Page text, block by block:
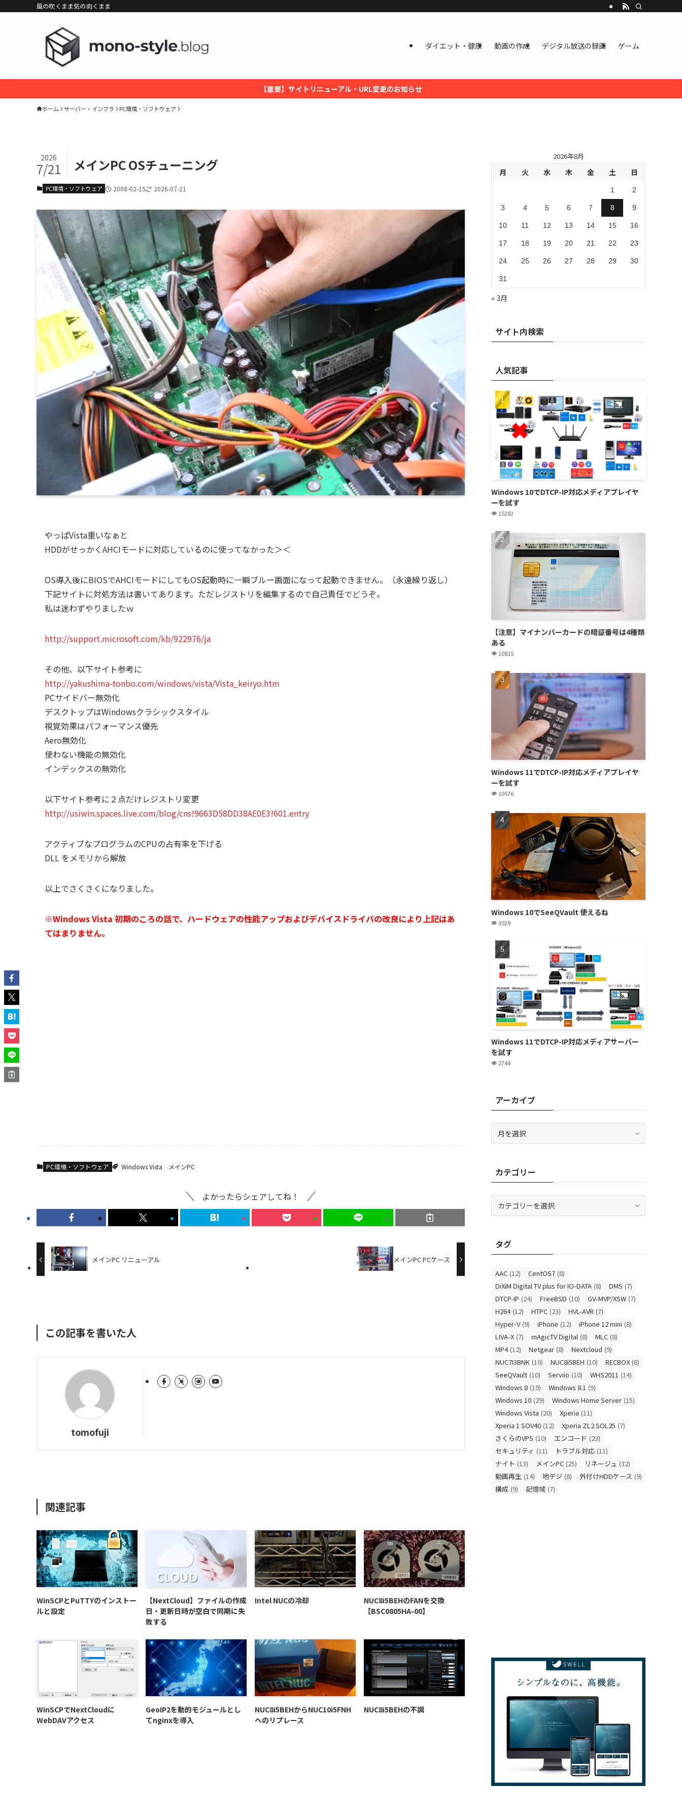
風の吹くまま気の向くまま
ダイエット・健康 動画の作成 デジタル放送の録画 ゲーム
【重要】サイトリニューアル・URL変更のお知らせ
ホーム サーバー・インフラ PC環境・ソフトウェア
メインPC OSチューニング
2026
7/21
PC環境・ソフトウェア 2008-02-15 2026-07-21
やっぱVista重いなぁと
HDDがせっかくAHCIモードに対応しているのに使ってなかった＞＜
OS導入後にBIOSでAHCIモードにしてもOS起動時に一瞬ブルー画面になって起動できません。（永遠繰り返し）
下記サイトに対処方法は書いてあります。ただレジストリを編集するので自己責任でどうぞ。
私は迷わずやりましたｗ
http://support.microsoft.com/kb/922976/ja
その他、以下サイト参考に
http://yakushima-tonbo.com/windows/vista/Vista_keiryo.htm
PCサイドバー無効化
デスクトップはWindowsクラシックスタイル
視覚効果はパフォーマンス優先
Aero無効化
使わない機能の無効化
インデックスの無効化
以下サイト参考に２点だけレジストリ変更
http://usiwin.spaces.live.com/blog/cns!9663D58DD38AE0E3!601.entry
アクティブなプログラムのCPUの占有率を下げる
DLL をメモリから解放
以上でさくさくになりました。
※Windows Vista 初期のころの話で、ハードウェアの性能アップおよびデバイスドライバの改良により上記はあ
てはまりません。
PC環境・ソフトウェア Windows Vista メインPC
よかったらシェアしてね！
メインPC リニューアル メインPC PCケース
この記事を書いた人
tomofuji
関連記事
WinSCPとPuTTYのインストー
ルと設定
【NextCloud】ファイルの作成
日・更新日時が空白で同期に失
敗する
Intel NUCの冷却
NUC8i5BEHのFANを交換
【BSC0805HA-00】
WinSCPでNextCloudに
WebDAVアクセス
GeoIP2を動的モジュールとし
てnginxを導入
NUC8i5BEHからNUC10i5FNH
へのリプレース
NUC8i5BEHの不調
2026年8月
月 火 水 木 金 土 日
1 2
3 4 5 6 7 8 9
10 11 12 13 14 15 16
17 18 19 20 21 22 23
24 25 26 27 28 29 30
31
« 3月
サイト内検索
人気記事
Windows 10でDTCP-IP対応メディアプレイヤ
ーを試す
15282
【注意】マイナンバーカードの暗証番号は4種類
ある
10815
Windows 11でDTCP-IP対応メディアプレイヤ
ーを試す
10576
Windows 10でSeeQVault 使えるね
3029
Windows 11でDTCP-IP対応メディアサーバー
を試す
2744
アーカイブ
ブカテゴリー
ータグ
AAC (12) CentOS7 (8)
DiXiM Digital TV plus for IO-DATA (8) DMS (7)
DTCP-IP (24) FreeBSD (10) GV-MVP/XSW (7)
H264 (12) HTPC (23) HVL-AVR (7)
Hyper-V (9) iPhone (12) iPhone 12 mini (8)
LIVA-X (7) mAgicTV Digital (8) MLC (8)
MP4 (12) Netgear (8) Nextcloud (9)
NUC7I3BNK (10) NUC8i5BEH (10) RECBOX (8)
SeeQVault (10) Serviio (10) WHS2011 (14)
Windows 8 (19) Windows 8.1 (9)
Windows 10 (29) Windows Home Server (15)
Windows Vista (20) Xperia (11)
Xperia 1 SOV40 (12) Xperia ZL2 SOL25 (7)
さくらのVPS (10) エンコード (23)
セキュリティ (11) トラブル対応 (11)
ナイト (13) メインPC (25) リネージュ (32)
動画再生 (14) 地デジ (8) 外付けHDDケース (9)
構成 (9) 記憶域 (7)